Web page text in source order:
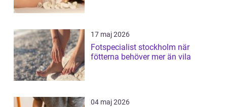
17 maj 2026
Fotspecialist stockholm när
fötterna behöver mer än vila
04 maj 2026